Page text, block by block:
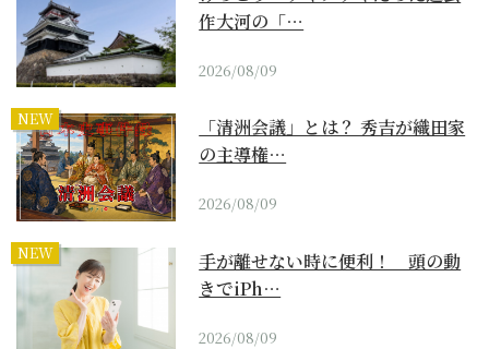
作大河の「…
2026/08/09
NEW
「清洲会議」とは？ 秀吉が織田家
の主導権…
2026/08/09
NEW
手が離せない時に便利！ 頭の動
きでiPh…
2026/08/09